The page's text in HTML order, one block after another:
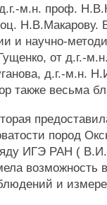
м.н. проф.
Н.В.Макарову.
и научно-
от д.г.-
д.г.-м.н.
также весьма
пород
ИГЭ РАН (
возможность
и